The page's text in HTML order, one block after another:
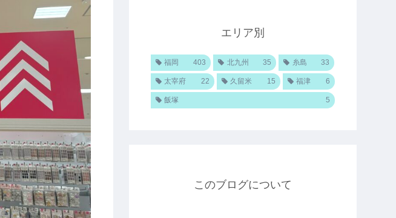
エリア別
福岡 403 北九州 35 糸島 33
太宰府 22 久留米 15 福津 6
飯塚 5
このブログについて